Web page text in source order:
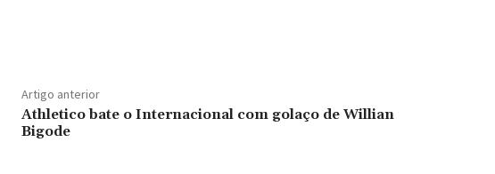
Artigo anterior
Athletico bate o Internacional com golaço de Willian
Bigode